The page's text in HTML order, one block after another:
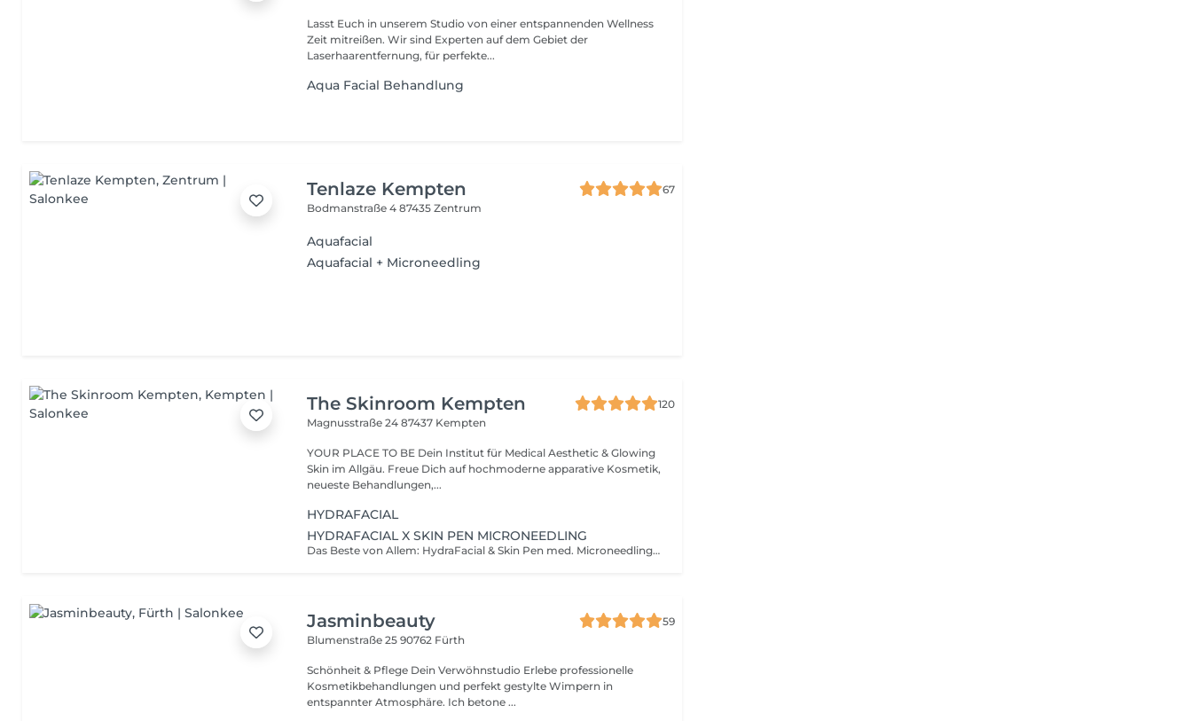
Lasst Euch in unserem Studio von einer entspannenden Wellness
Zeit mitreißen. Wir sind Experten auf dem Gebiet der
Laserhaarentfernung, für perfekte...
Aqua Facial Behandlung
Tenlaze Kempten
67
Bodmanstraße 487435 Zentrum
Aquafacial
Aquafacial + Microneedling
The Skinroom Kempten
120
Magnusstraße 2487437 Kempten
YOUR PLACE TO BE Dein Institut für Medical Aesthetic & Glowing
Skin im Allgäu. Freue Dich auf hochmoderne apparative Kosmetik,
neueste Behandlungen,...
HYDRAFACIAL
HYDRAFACIAL X SKIN PEN MICRONEEDLING
Das Beste von Allem: HydraFacial & Skin Pen med. Microneedling in einer Behandlung vereint.
Jasminbeauty
59
Blumenstraße 2590762 Fürth
Schönheit & Pflege Dein Verwöhnstudio Erlebe professionelle
Kosmetikbehandlungen und perfekt gestylte Wimpern in
entspannter Atmosphäre. Ich betone ...